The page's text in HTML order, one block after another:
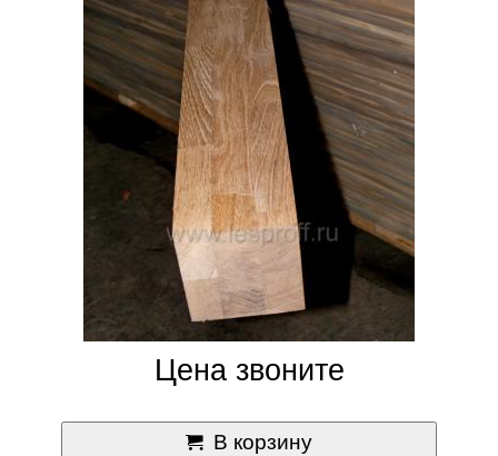
Цена звоните
В корзину